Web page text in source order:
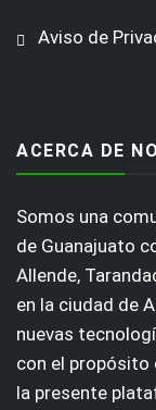
Aviso de
ACERCA DE
Somos una
de Guanajuato
Allende,
en la ciudad de
nuevas
con el propósito
la presente